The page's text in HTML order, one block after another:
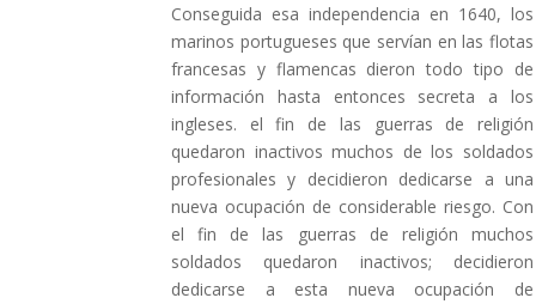
Conseguida esa independencia en 1640, los
marinos portugueses que servían en las flotas
francesas y flamencas dieron todo tipo de
información hasta entonces secreta a los
ingleses. el fin de las guerras de religión
quedaron inactivos muchos de los soldados
profesionales y decidieron dedicarse a una
nueva ocupación de considerable riesgo. Con
el fin de las guerras de religión muchos
soldados quedaron inactivos; decidieron
dedicarse a esta nueva ocupación de